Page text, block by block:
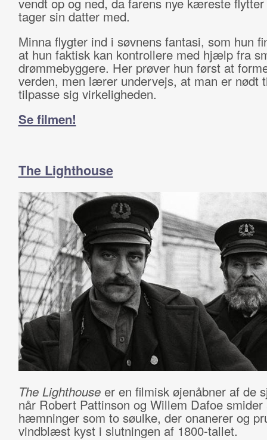
tager sin datter med.
Minna flygter ind i søvnens fantasi, som hun
at hun faktisk kan kontrollere med hjælp fra
drømmebyggere. Her prøver hun først at
verden, men lærer undervejs, at man er nødt
tilpasse sig virkeligheden.
Se filmen!
The Lighthouse
The Lighthouse er en filmisk øjenåbner af de
når Robert Pattinson og Willem Dafoe smider
hæmninger som to søulke, der onanerer og
vindblæst kyst i slutningen af 1800-tallet.